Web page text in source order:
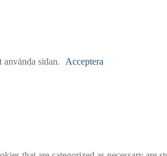
sidan.
Acceptera